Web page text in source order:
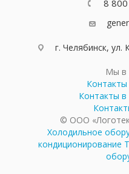
8
г. Челябинск, ул.
Мы в
Контакты
Контакты в
© ООО
Холодильное
кондиционирование